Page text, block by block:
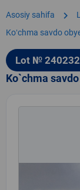
Asosiy sahifa chevron_right
Koʻchma savdo
Lot №
Ko`chma